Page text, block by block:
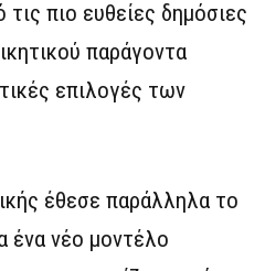
πιο ευθείες δημόσιες
παράγοντα
επιλογές των
έθεσε παράλληλα το
ένα νέο μοντέλο